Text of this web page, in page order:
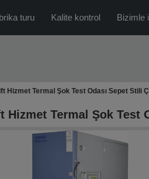
turu Kalite kontrol Bizimle
Hizmet Termal Şok Test Odası Sepet Stili
Hizmet Termal Şok Test